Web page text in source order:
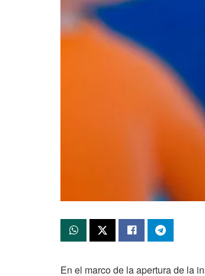
En el marco de la apertura de la